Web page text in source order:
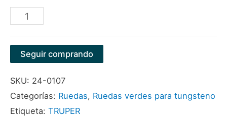
RUEDA
CV60
MARCA
TRUPER
cantidad
Seguir comprando
SKU: 24-0107
Categorías: Ruedas, Ruedas verdes para tungsteno
Etiqueta: TRUPER